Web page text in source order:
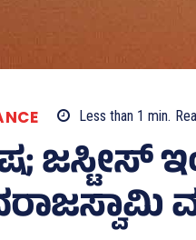
Less than 1 min.
ಜಸ್ಟೀಸ್‌